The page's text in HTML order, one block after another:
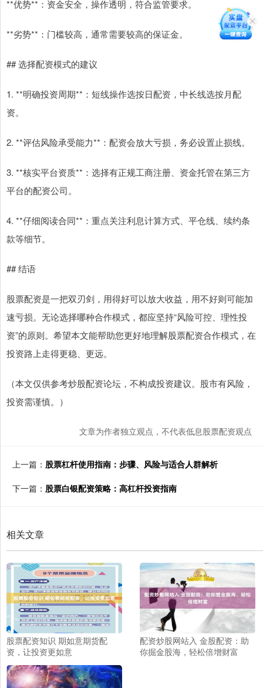
**优势**：资金安全，操作透明，符合监管要求。
**劣势**：门槛较高，通常需要较高的保证金。
## 选择配资模式的建议
1. **明确投资周期**：短线操作选按日配资，中长线选按月配
资。
2. **评估风险承受能力**：配资会放大亏损，务必设置止损线。
3. **核实平台资质**：选择有正规工商注册、资金托管在第三方
平台的配资公司。
4. **仔细阅读合同**：重点关注利息计算方式、平仓线、续约条
款等细节。
## 结语
股票配资是一把双刃剑，用得好可以放大收益，用不好则可能加
速亏损。无论选择哪种合作模式，都应坚持“风险可控、理性投
资”的原则。希望本文能帮助您更好地理解股票配资合作模式，在
投资路上走得更稳、更远。
（本文仅供参考炒股配资论坛，不构成投资建议。股市有风险，
投资需谨慎。）
文章为作者独立观点，不代表低息股票配资观点
上一篇： 股票杠杆使用指南：步骤、风险与适合人群解析
下一篇： 股票白银配资策略：高杠杆投资指南
相关文章
股票配资知识 期如意期货配
资，让投资更如意
配资炒股网站入 金股配资：助
你掘金股海，轻松倍增财富